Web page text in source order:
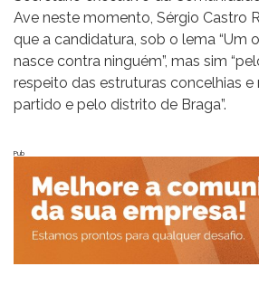
Ave neste momento, Sérgio Castro
que a candidatura, sob o lema “Um
nasce contra ninguém”, mas sim
respeito das estruturas concelhias e
partido e pelo distrito de Braga”.
Pub